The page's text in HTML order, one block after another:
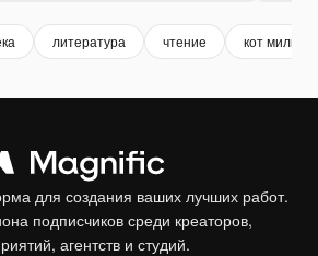
литература чтение кот милый
для создания ваших лучших работ.
подписчиков среди креаторов,
агентств и студий.